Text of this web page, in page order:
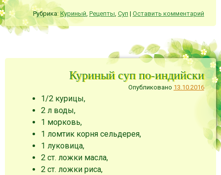
Рубрика: Куриный, Рецепты, Суп | Оставить комментарий
Куриный суп по-индийски
Опубликовано 13.10.2016
1/2 курицы,
2 л воды,
1 морковь,
1 ломтик корня сельдерея,
1 луковица,
2 ст. ложки масла,
2 ст. ложки риса,